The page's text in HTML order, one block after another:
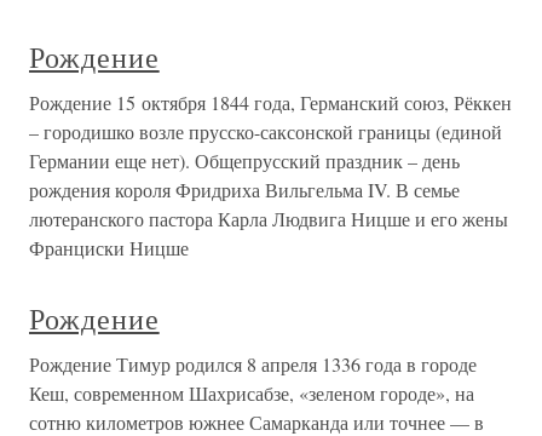
Рождение
Рождение 15 октября 1844 года, Германский союз, Рёккен
– городишко возле прусско-саксонской границы (единой
Германии еще нет). Общепрусский праздник – день
рождения короля Фридриха Вильгельма IV. В семье
лютеранского пастора Карла Людвига Ницше и его жены
Франциски Ницше
Рождение
Рождение Тимур родился 8 апреля 1336 года в городе
Кеш, современном Шахрисабзе, «зеленом городе», на
сотню километров южнее Самарканда или точнее — в